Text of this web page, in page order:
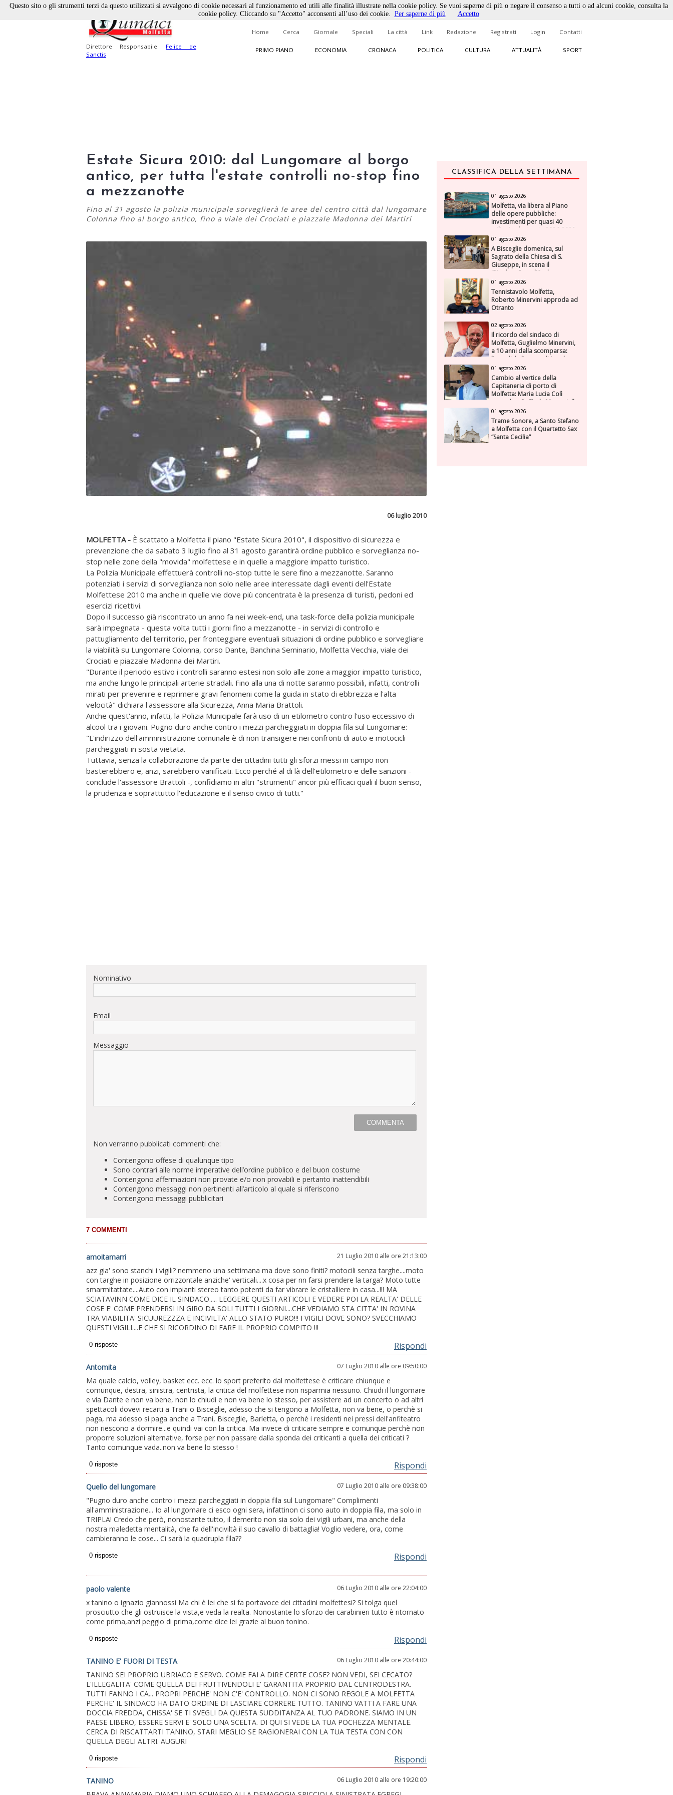
Direttore Responsabile: Felice de
Sanctis
Home Cerca Giornale Speciali La città Link Redazione Registrati Login Contatti
PRIMO PIANO ECONOMIA CRONACA POLITICA CULTURA ATTUALITÀ SPORT
Estate Sicura 2010: dal Lungomare al borgo
antico, per tutta l'estate controlli no-stop fino
a mezzanotte
Fino al 31 agosto la polizia municipale sorveglierà le aree del centro città dal lungomare
Colonna fino al borgo antico, fino a viale dei Crociati e piazzale Madonna dei Martiri
06 luglio 2010
MOLFETTA - È scattato a Molfetta il piano "Estate Sicura 2010", il dispositivo di sicurezza e
prevenzione che da sabato 3 luglio fino al 31 agosto garantirà ordine pubblico e sorveglianza no-
stop nelle zone della "movida" molfettese e in quelle a maggiore impatto turistico.
La Polizia Municipale effettuerà controlli no-stop tutte le sere fino a mezzanotte. Saranno
potenziati i servizi di sorveglianza non solo nelle aree interessate dagli eventi dell'Estate
Molfettese 2010 ma anche in quelle vie dove più concentrata è la presenza di turisti, pedoni ed
esercizi ricettivi.
Dopo il successo già riscontrato un anno fa nei week-end, una task-force della polizia municipale
sarà impegnata - questa volta tutti i giorni fino a mezzanotte - in servizi di controllo e
pattugliamento del territorio, per fronteggiare eventuali situazioni di ordine pubblico e sorvegliare
la viabilità su Lungomare Colonna, corso Dante, Banchina Seminario, Molfetta Vecchia, viale dei
Crociati e piazzale Madonna dei Martiri.
"Durante il periodo estivo i controlli saranno estesi non solo alle zone a maggior impatto turistico,
ma anche lungo le principali arterie stradali. Fino alla una di notte saranno possibili, infatti, controlli
mirati per prevenire e reprimere gravi fenomeni come la guida in stato di ebbrezza e l'alta
velocità" dichiara l'assessore alla Sicurezza, Anna Maria Brattoli.
Anche quest'anno, infatti, la Polizia Municipale farà uso di un etilometro contro l'uso eccessivo di
alcool tra i giovani. Pugno duro anche contro i mezzi parcheggiati in doppia fila sul Lungomare:
"L'indirizzo dell'amministrazione comunale è di non transigere nei confronti di auto e motocicli
parcheggiati in sosta vietata.
Tuttavia, senza la collaborazione da parte dei cittadini tutti gli sforzi messi in campo non
basterebbero e, anzi, sarebbero vanificati. Ecco perché al di là dell'etilometro e delle sanzioni -
conclude l'assessore Brattoli -, confidiamo in altri "strumenti" ancor più efficaci quali il buon senso,
la prudenza e soprattutto l'educazione e il senso civico di tutti."
Nominativo
Email
Messaggio
Non verranno pubblicati commenti che:
Contengono offese di qualunque tipo
Sono contrari alle norme imperative dell’ordine pubblico e del buon costume
Contengono affermazioni non provate e/o non provabili e pertanto inattendibili
Contengono messaggi non pertinenti all’articolo al quale si riferiscono
Contengono messaggi pubblicitari
amoitamarri 21 Luglio 2010 alle ore 21:13:00
azz gia' sono stanchi i vigili? nemmeno una settimana ma dove sono finiti? motocili senza targhe....moto
con targhe in posizione orrizzontale anziche' verticali....x cosa per nn farsi prendere la targa? Moto tutte
smarmitattate....Auto con impianti stereo tanto potenti da far vibrare le cristalliere in casa...!!! MA
SCIATAVINN COME DICE IL SINDACO..... LEGGERE QUESTI ARTICOLI E VEDERE POI LA REALTA' DELLE
COSE E' COME PRENDERSI IN GIRO DA SOLI TUTTI I GIORNI....CHE VEDIAMO STA CITTA' IN ROVINA
TRA VIABILITA' SICUUREZZZA E INCIVILTA' ALLO STATO PURO!!! I VIGILI DOVE SONO? SVECCHIAMO
QUESTI VIGILI....E CHE SI RICORDINO DI FARE IL PROPRIO COMPITO !!!
Rispondi
Antomita 07 Luglio 2010 alle ore 09:50:00
Ma quale calcio, volley, basket ecc. ecc. lo sport preferito dal molfettese è criticare chiunque e
comunque, destra, sinistra, centrista, la critica del molfettese non risparmia nessuno. Chiudi il lungomare
e via Dante e non va bene, non lo chiudi e non va bene lo stesso, per assistere ad un concerto o ad altri
spettacoli dovevi recarti a Trani o Bisceglie, adesso che si tengono a Molfetta, non va bene, o perchè si
paga, ma adesso si paga anche a Trani, Bisceglie, Barletta, o perchè i residenti nei pressi dell'anfiteatro
non riescono a dormire...e quindi vai con la critica. Ma invece di criticare sempre e comunque perchè non
proporre soluzioni alternative, forse per non passare dalla sponda dei criticanti a quella dei criticati ?
Tanto comunque vada..non va bene lo stesso !
Rispondi
Quello del lungomare 07 Luglio 2010 alle ore 09:38:00
"Pugno duro anche contro i mezzi parcheggiati in doppia fila sul Lungomare" Complimenti
all'amministrazione... Io al lungomare ci esco ogni sera, infattinon ci sono auto in doppia fila, ma solo in
TRIPLA! Credo che però, nonostante tutto, il demerito non sia solo dei vigili urbani, ma anche della
nostra maledetta mentalità, che fa dell'inciviltà il suo cavallo di battaglia! Voglio vedere, ora, come
cambieranno le cose... Ci sarà la quadrupla fila??
Rispondi
paolo valente 06 Luglio 2010 alle ore 22:04:00
x tanino o ignazio giannossi Ma chi è lei che si fa portavoce dei cittadini molfettesi? Si tolga quel
prosciutto che gli ostruisce la vista,e veda la realta. Nonostante lo sforzo dei carabinieri tutto è ritornato
come prima,anzi peggio di prima,come dice lei grazie al buon tonino.
Rispondi
TANINO E' FUORI DI TESTA 06 Luglio 2010 alle ore 20:44:00
TANINO SEI PROPRIO UBRIACO E SERVO. COME FAI A DIRE CERTE COSE? NON VEDI, SEI CECATO?
L'ILLEGALITA' COME QUELLA DEI FRUTTIVENDOLI E' GARANTITA PROPRIO DAL CENTRODESTRA.
TUTTI FANNO I CA... PROPRI PERCHE' NON C'E' CONTROLLO. NON CI SONO REGOLE A MOLFETTA
PERCHE' IL SINDACO HA DATO ORDINE DI LASCIARE CORRERE TUTTO. TANINO VATTI A FARE UNA
DOCCIA FREDDA, CHISSA' SE TI SVEGLI DA QUESTA SUDDITANZA AL TUO PADRONE. SIAMO IN UN
PAESE LIBERO, ESSERE SERVI E' SOLO UNA SCELTA. DI QUI SI VEDE LA TUA POCHEZZA MENTALE.
CERCA DI RISCATTARTI TANINO, STARI MEGLIO SE RAGIONERAI CON LA TUA TESTA CON CON
QUELLA DEGLI ALTRI. AUGURI
Rispondi
TANINO 06 Luglio 2010 alle ore 19:20:00
CLASSIFICA DELLA SETTIMANA
01 agosto 2026
Molfetta, via libera al Piano
delle opere pubbliche:
investimenti per quasi 40
milioni nel triennio 2026-2028
01 agosto 2026
A Bisceglie domenica, sul
Sagrato della Chiesa di S.
Giuseppe, in scena il
“Rigoletto” con l’Orchestra
Sinfonica Federiciana
01 agosto 2026
Tennistavolo Molfetta,
Roberto Minervini approda ad
Otranto
02 agosto 2026
Il ricordo del sindaco di
Molfetta, Guglielmo Minervini,
a 10 anni dalla scomparsa:
l'attualità di una politica che
genera futuro
01 agosto 2026
Cambio al vertice della
Capitaneria di porto di
Molfetta: Maria Lucia Colì
succede a Raffaele Muscariello
01 agosto 2026
Trame Sonore, a Santo Stefano
a Molfetta con il Quartetto Sax
“Santa Cecilia”
Questo sito o gli strumenti terzi da questo utilizzati si avvalgono di cookie necessari al funzionamento ed utili alle finalità illustrate nella cookie policy. Se vuoi saperne di più o negare il consenso a tutti o ad alcuni cookie, consulta la
cookie policy. Cliccando su "Accetto" acconsenti all’uso dei cookie. Per saperne di più Accetto